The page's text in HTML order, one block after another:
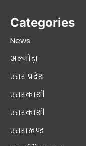
Categories
News
अल्मोड़ा
उत्तर प्रदेश
उत्तरकाशी
उत्तरकाशी
उत्तराखण्ड